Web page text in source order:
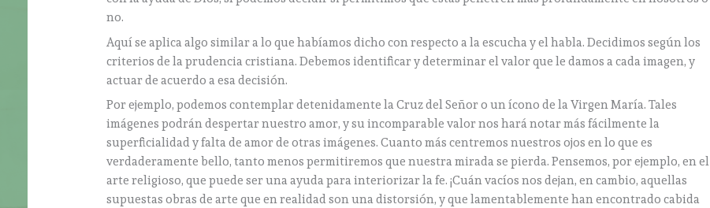
no.
Aquí se aplica algo similar a lo que habíamos dicho con respecto a la escucha y el habla. Decidimos según los
criterios de la prudencia cristiana. Debemos identificar y determinar el valor que le damos a cada imagen, y
actuar de acuerdo a esa decisión.
Por ejemplo, podemos contemplar detenidamente la Cruz del Señor o un ícono de la Virgen María. Tales
imágenes podrán despertar nuestro amor, y su incomparable valor nos hará notar más fácilmente la
superficialidad y falta de amor de otras imágenes. Cuanto más centremos nuestros ojos en lo que es
verdaderamente bello, tanto menos permitiremos que nuestra mirada se pierda. Pensemos, por ejemplo, en el
arte religioso, que puede ser una ayuda para interiorizar la fe. ¡Cuán vacíos nos dejan, en cambio, aquellas
supuestas obras de arte que en realidad son una distorsión, y que lamentablemente han encontrado cabida